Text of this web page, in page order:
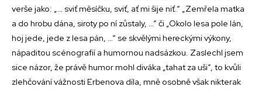
verše jako: „… sviť měsíčku, sviť, ať mi šije niť.“ „Zemřela matka
a do hrobu dána, siroty po ní zůstaly, …“ či „Okolo lesa pole lán,
hoj jede, jede z lesa pán, …“ se skvělými hereckými výkony,
nápaditou scénografií a humornou nadsázkou. Zaslechl jsem
sice názor, že právě humor mohl diváka „tahat za uši“, to kvůli
zlehčování vážnosti Erbenova díla, mně osobně však nikterak